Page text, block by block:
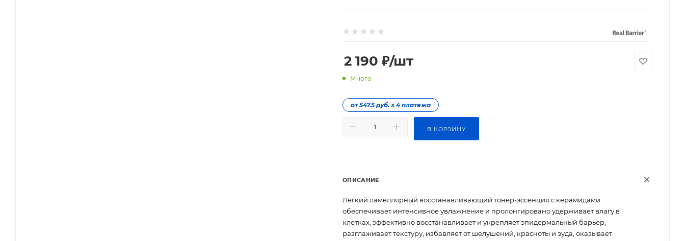
2 190 ₽/шт
Много
от 547.5 руб. х 4 платежа
В КОРЗИНУ
ОПИСАНИЕ
Легкий ламеллярный восстанавливающий тонер-эссенция с керамидами
обеспечивает интенсивное увлажнение и пролонгировано удерживает влагу в
клетках, эффективно восстанавливает и укрепляет эпидермальный барьер,
разглаживает текстуру, избавляет от шелушений, красноты и зуда, оказывает